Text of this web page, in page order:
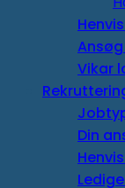
Vikar
Din